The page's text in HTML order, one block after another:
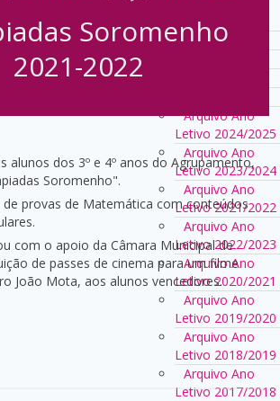
Notícias
Arquivo Ano
Letivo 2024/2025
Arquivo Ano
Letivo 2023/2024
Arquivo Ano
Letivo 2021/2022
Arquivo Ano
Letivo 2022/2023
Arquivo Ano
Letivo 2020/2021
Arquivo Ano
Letivo 2019/2020
Arquivo Ano
Letivo 2018/2019
Arquivo Ano
Letivo 2017/2018
Soromenho
2021-2022
alunos dos 3º e 4º anos do Agrupamento,
Soromenho".
provas de Matemática com conteúdos
com o apoio da Câmara Municipal de
de passes de cinema para um filme
João Mota, aos alunos vencedores.